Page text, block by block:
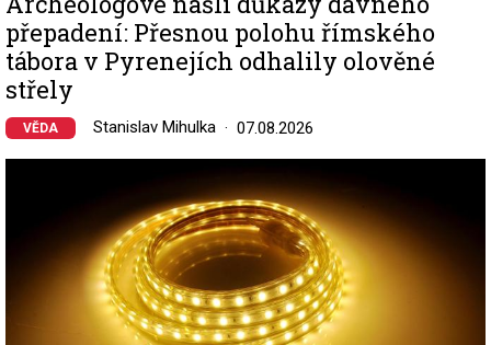
přepadení: Přesnou polohu římského
tábora v Pyrenejích odhalily olověné
střely
VĚDA Stanislav Mihulka 07.08.2026